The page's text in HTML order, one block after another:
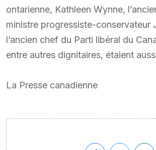
ontarienne, Kathleen Wynne,
ministre progressiste-conservateur
l’ancien chef du Parti libéral du
entre autres dignitaires, étaient
La Presse canadienne